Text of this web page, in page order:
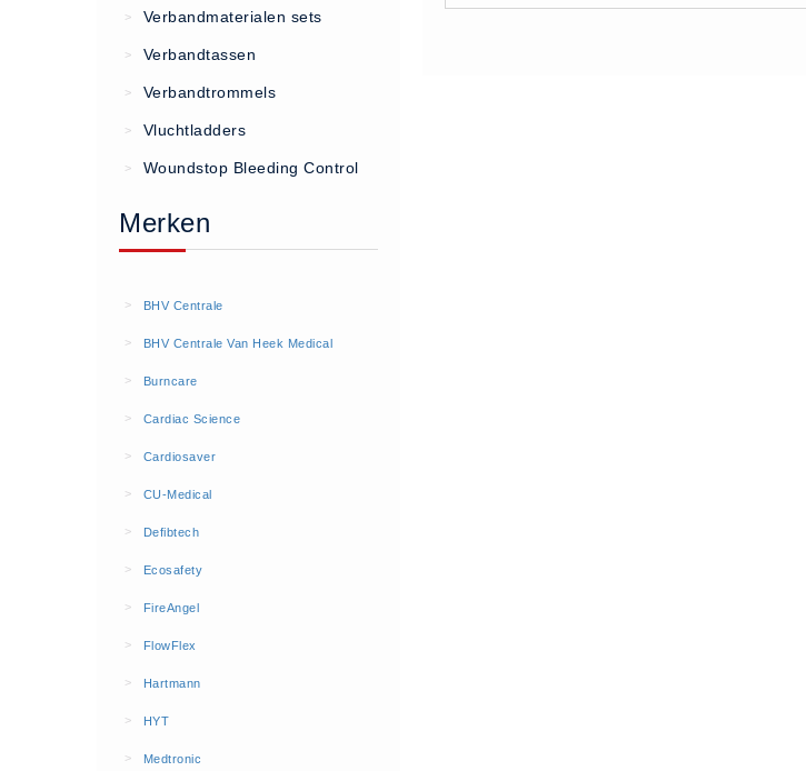
AED batterijen (12)
AED binnen - buiten kasten (11)
AED elektroden (18)
AED tassen (14)
BHV kasten (5)
BHV kasten (0)
Evacuatie - Zaklampen (0)
Kleding - Hesjes (0)
Brandblusmiddelen
Schuimblussers (6)
Brandmelders
CO melders (2)
> Verbandmaterialen sets
> Verbandtassen
> Verbandtrommels
> Vluchtladders
> Woundstop Bleeding Control
Merken
> BHV Centrale
> BHV Centrale Van Heek Medical
> Burncare
> Cardiac Science
> Cardiosaver
> CU-Medical
> Defibtech
> Ecosafety
> FireAngel
> FlowFlex
> Hartmann
> HYT
> Medtronic